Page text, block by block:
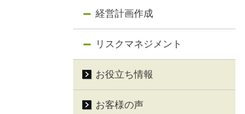
経営計画作成
リスクマネジメント
お役立ち情報
お客様の声